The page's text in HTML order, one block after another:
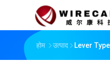
होम उत्पाद Lever Type